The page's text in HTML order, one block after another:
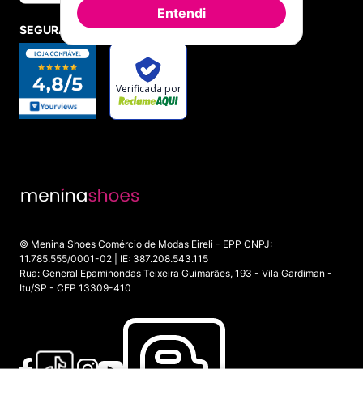
SEGURANÇA E CREDIBILIDADE
© Menina Shoes Comércio de Modas Eireli - EPP CNPJ:
11.785.555/0001-02 | IE: 387.208.543.115
Rua: General Epaminondas Teixeira Guimarães, 193 - Vila Gardiman -
Itu/SP - CEP 13309-410
Entendi